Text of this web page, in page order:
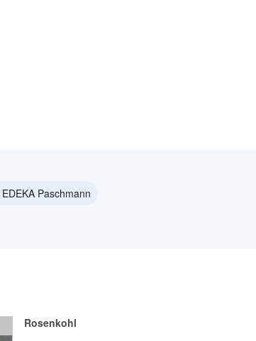
Paschmann
Rosenkohl